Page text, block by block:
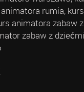
rumia,
animatora zabaw
zabaw z